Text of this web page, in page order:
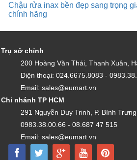
Chậu rửa inax bền đẹp sang trọng
chính hãng
Trụ sở chính
200 Hoàng Văn Thái, Thanh Xuân,
Điện thoại: 024.6675.8083 -
Email: sales@eumart.vn
Chi nhánh TP HCM
291 Nguyễn Duy Trinh, P. Bình
0983.38.00.66 - 08.687 47 515
Email: sales@eumart.vn